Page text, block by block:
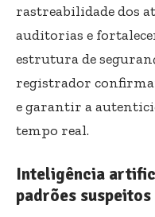
rastreabilidade dos
auditorias e
estrutura de
registrador
e garantir a
tempo real.
Inteligência
padrões suspeitos